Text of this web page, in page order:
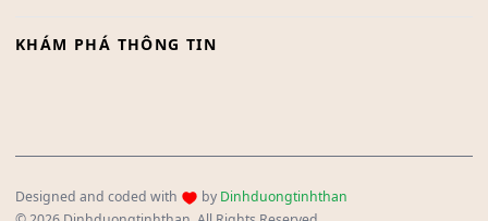
KHÁM PHÁ THÔNG TIN
Designed and coded with by Dinhduongtinhthan